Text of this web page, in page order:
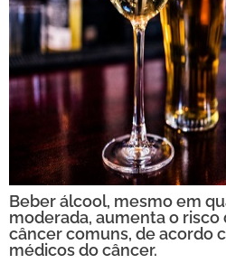
Beber álcool, mesmo em
moderada, aumenta o risco
câncer comuns, de acordo
médicos do câncer.